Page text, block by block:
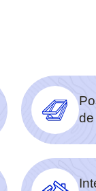
de